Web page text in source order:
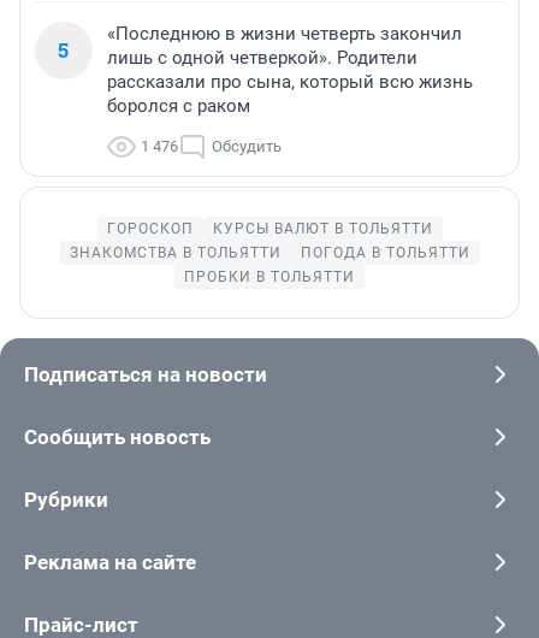
5
«Последнюю в жизни четверть закончил
лишь с одной четверкой». Родители
рассказали про сына, который всю жизнь
боролся с раком
1 476 Обсудить
ГОРОСКОП
КУРСЫ ВАЛЮТ В ТОЛЬЯТТИ
ЗНАКОМСТВА В ТОЛЬЯТТИ
ПОГОДА В ТОЛЬЯТТИ
ПРОБКИ В ТОЛЬЯТТИ
Подписаться на новости
Сообщить новость
Рубрики
Реклама на сайте
Прайс-лист